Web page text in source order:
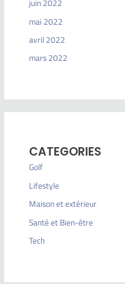
juin 2022
mai 2022
avril 2022
mars 2022
CATEGORIES
Golf
Lifestyle
Maison et extérieur
Santé et Bien-être
Tech